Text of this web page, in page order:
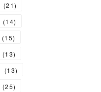
(21)
(14)
(15)
(13)
(13)
(25)